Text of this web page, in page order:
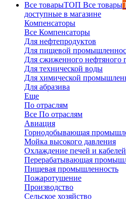
Все товары
доступные в магазине
Компенсаторы
Все Компенсаторы
Для нефтепродуктов
Для пищевой
Для сжиженного нефтяного
Для технической воды
Для химической
Для абразива
Еще
По отраслям
Все По отраслям
Авиация
Горнодобывающая
Мойка высокого давления
Охлаждение печей и кабелей
Перерабатывающая
Пищевая промышленность
Пожаротушение
Производство
Сельское хозяйство